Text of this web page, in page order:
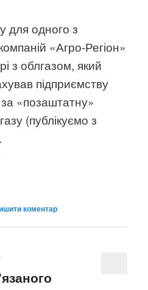
для одного з
«Агро-Регіон»
з облгазом, який
підприємству
«позаштатну»
(публікуємо з
коментар